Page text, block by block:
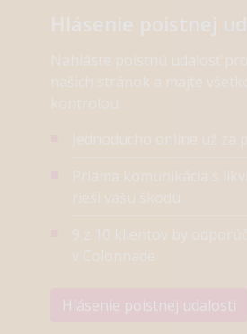
Hlásenie poistnej
Nahláste poistnú udalosť
našich stránok a majte všetko
kontrolou.
Jednoducho online už za
Priama komunikácia s
rieši vašu škodu
9 z 10 klientov by
v Colonnade
Hlásenie poistnej udalosti